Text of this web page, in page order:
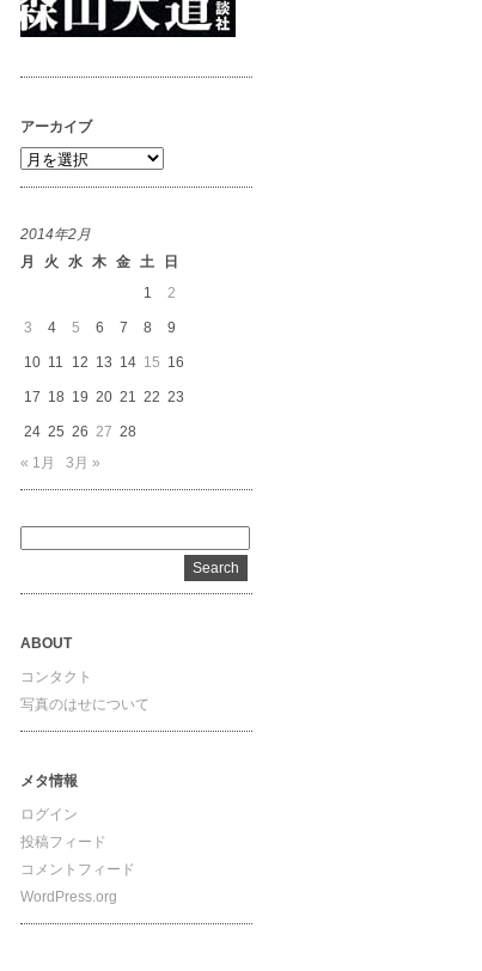
アーカイブ
ア
ー
イ
ブ
2014年2月
月
火 水 木 金 土
日
1
2
3 4 5 6 7 8 9
10 11 12 13 14 15 16
17 18 19 20 21 22 23
24 25 26 27 28
« 1月
3月 »
ABOUT
コンタクト
写真のはせについて
メタ情報
ログイン
投稿フィード
コメントフィード
WordPress.org